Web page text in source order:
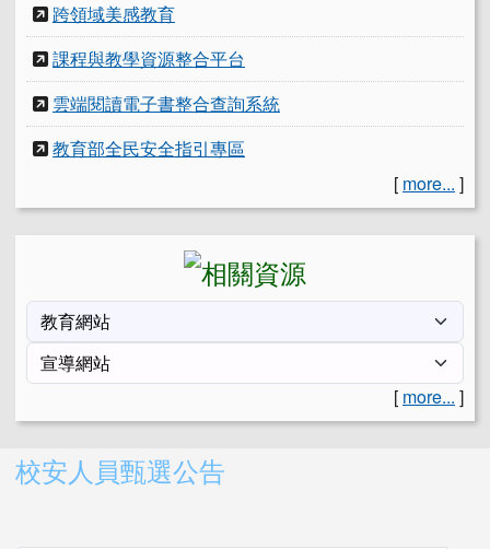
跨領域美感教育
課程與教學資源整合平台
雲端閱讀電子書整合查詢系統
教育部全民安全指引專區
[ more... ]
[ more... ]
右邊區域內容
校安人員甄選公告